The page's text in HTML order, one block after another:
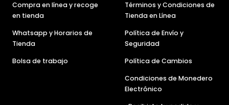
Compra en línea y recoge
en tienda
Whatsapp y Horarios de
Tienda
Bolsa de trabajo
Términos y Condiciones de
Tienda en Línea
Política de Envío y
Seguridad
Política de Cambios
Condiciones de Monedero
Electrónico